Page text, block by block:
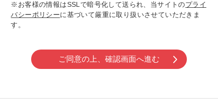
※お客様の情報はSSLで暗号化して送られ、当サイトのプライ
バシーポリシーに基づいて厳重に取り扱いさせていただきま
す。